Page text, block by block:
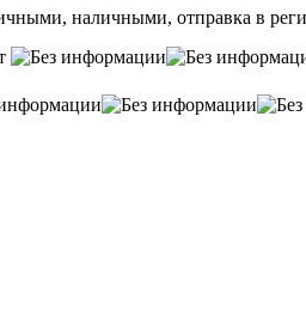
наличными, отправка в